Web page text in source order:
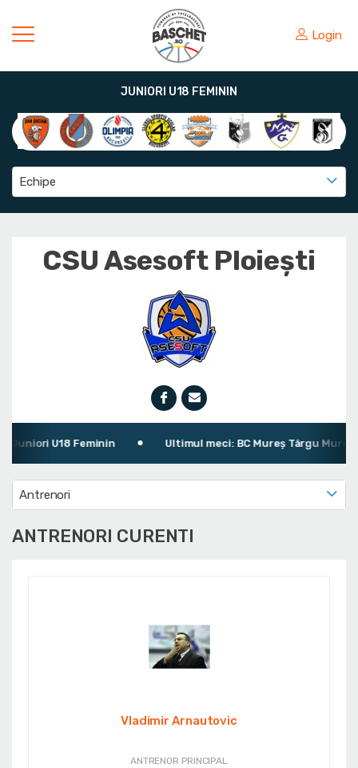
Login
JUNIORI U18 FEMININ
Echipe
CSU Asesoft Ploiești
U18 Feminin Ultimul meci: BC Mureș Târgu Mureș
Antrenori
ANTRENORI CURENTI
Vladimir Arnautovic
ANTRENOR PRINCIPAL